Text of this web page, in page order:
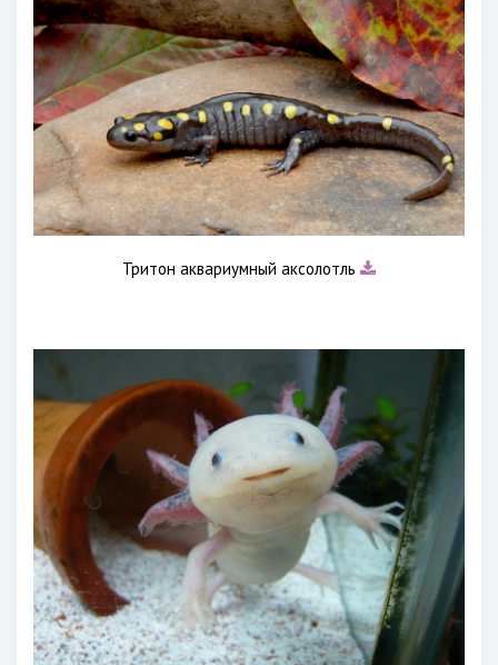
Тритон аквариумный аксолотль